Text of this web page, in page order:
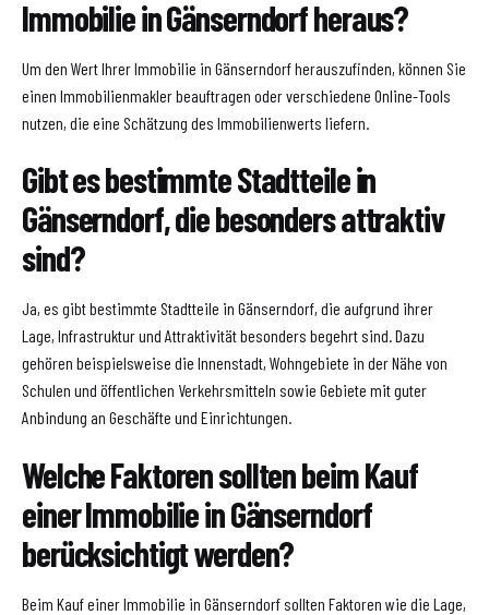
Immobilie in Gänserndorf heraus?
Um den Wert Ihrer Immobilie in Gänserndorf herauszufinden, können Sie
einen Immobilienmakler beauftragen oder verschiedene Online-Tools
nutzen, die eine Schätzung des Immobilienwerts liefern.
Gibt es bestimmte Stadtteile in
Gänserndorf, die besonders attraktiv
sind?
Ja, es gibt bestimmte Stadtteile in Gänserndorf, die aufgrund ihrer
Lage, Infrastruktur und Attraktivität besonders begehrt sind. Dazu
gehören beispielsweise die Innenstadt, Wohngebiete in der Nähe von
Schulen und öffentlichen Verkehrsmitteln sowie Gebiete mit guter
Anbindung an Geschäfte und Einrichtungen.
Welche Faktoren sollten beim Kauf
einer Immobilie in Gänserndorf
berücksichtigt werden?
Beim Kauf einer Immobilie in Gänserndorf sollten Faktoren wie die Lage,